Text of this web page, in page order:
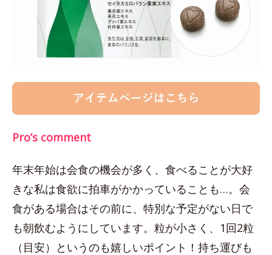
Pro’s comment
年末年始は会食の機会が多く、食べることが大好
きな私は食欲に拍車がかかっていることも…。会
食がある場合はその前に、特別な予定がない日で
も朝飲むようにしています。粒が小さく、1回2粒
（目安）というのも嬉しいポイント！持ち運びも